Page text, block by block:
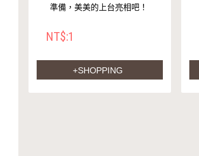
準備，美美的上台亮相吧！
NT$:1
+SHOPPING